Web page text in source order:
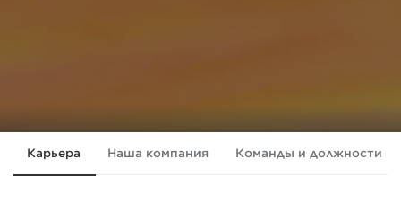
Карьера Наша компания Команды и должности